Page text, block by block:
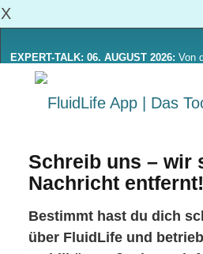
X
EXPERT-TALK: 06. AUGUST 2026: Von
Alltagsmobilität: Was sich von
Schreib uns – wir
Nachricht entfernt!
Bestimmt hast du dich
über FluidLife und